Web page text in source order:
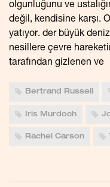
olgunluğunu ve
değil, kendisine karşı.
yatıyor. der büyük
nesillere çevre
tarafından gizlenen ve
Bertrand Russell
Iris Murdoch
Rachel Carson